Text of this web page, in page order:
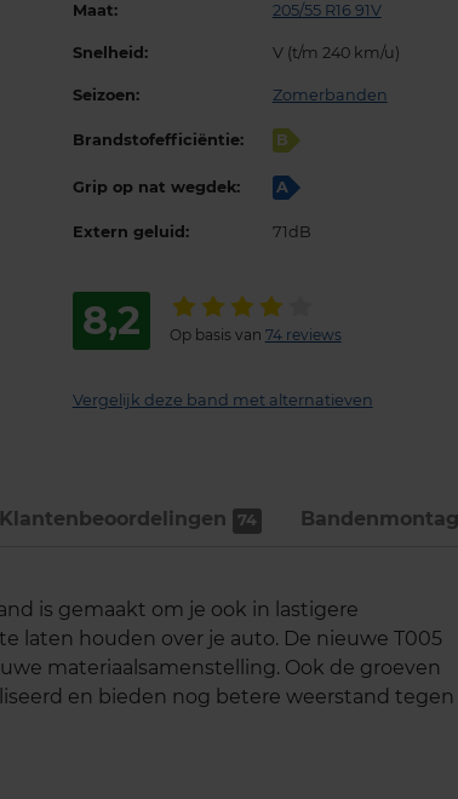
Maat: 205/55 R16 91V
Snelheid: V (t/m 240 km/u)
Seizoen: Zomerbanden
Brandstofefficiëntie: B
Grip op nat wegdek: A
Extern geluid: 71dB
8,2 Op basis van 74 reviews
Vergelijk deze band met alternatieven
Klantenbeoordelingen 74
is gemaakt om je ook in lastigere
laten houden over je auto. De nieuwe T005
materiaalsamenstelling. Ook de groeven
en bieden nog betere weerstand tegen